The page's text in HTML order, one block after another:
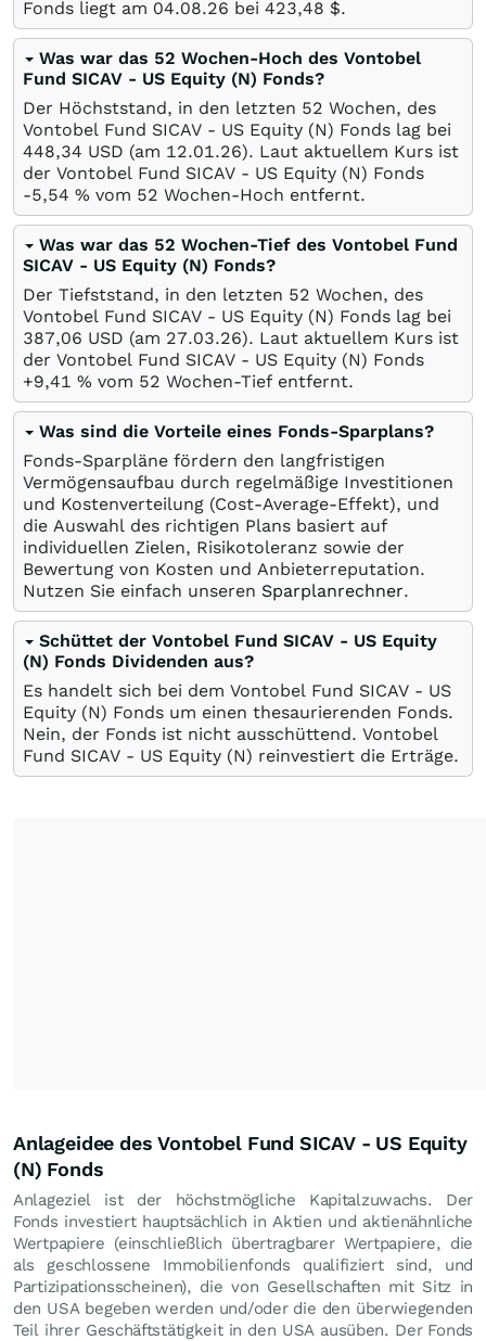
Fonds liegt am 04.08.26 bei 423,48 $.
Was war das 52 Wochen-Hoch des Vontobel
Fund SICAV - US Equity (N) Fonds?
Der Höchststand, in den letzten 52 Wochen, des
Vontobel Fund SICAV - US Equity (N) Fonds lag bei
448,34 USD (am 12.01.26). Laut aktuellem Kurs ist
der Vontobel Fund SICAV - US Equity (N) Fonds
-5,54 % vom 52 Wochen-Hoch entfernt.
Was war das 52 Wochen-Tief des Vontobel Fund
SICAV - US Equity (N) Fonds?
Der Tiefststand, in den letzten 52 Wochen, des
Vontobel Fund SICAV - US Equity (N) Fonds lag bei
387,06 USD (am 27.03.26). Laut aktuellem Kurs ist
der Vontobel Fund SICAV - US Equity (N) Fonds
+9,41 % vom 52 Wochen-Tief entfernt.
Was sind die Vorteile eines Fonds-Sparplans?
Fonds-Sparpläne fördern den langfristigen
Vermögensaufbau durch regelmäßige Investitionen
und Kostenverteilung (Cost-Average-Effekt), und
die Auswahl des richtigen Plans basiert auf
individuellen Zielen, Risikotoleranz sowie der
Bewertung von Kosten und Anbieterreputation.
Nutzen Sie einfach unseren Sparplanrechner.
Schüttet der Vontobel Fund SICAV - US Equity
(N) Fonds Dividenden aus?
Es handelt sich bei dem Vontobel Fund SICAV - US
Equity (N) Fonds um einen thesaurierenden Fonds.
Nein, der Fonds ist nicht ausschüttend. Vontobel
Fund SICAV - US Equity (N) reinvestiert die Erträge.
Anlageidee des Vontobel Fund SICAV - US Equity
(N) Fonds
Anlageziel ist der höchstmögliche Kapitalzuwachs. Der
Fonds investiert hauptsächlich in Aktien und aktienähnliche
Wertpapiere (einschließlich übertragbarer Wertpapiere, die
als geschlossene Immobilienfonds qualifiziert sind, und
Partizipationsscheinen), die von Gesellschaften mit Sitz in
den USA begeben werden und/oder die den überwiegenden
Teil ihrer Geschäftstätigkeit in den USA ausüben. Der Fonds